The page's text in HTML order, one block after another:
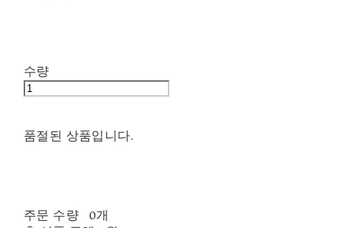
수량
품절된 상품입니다.
주문 수량
0개